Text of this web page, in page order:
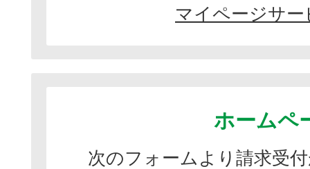
マイページサ
ホームペ
次のフォームより請求受